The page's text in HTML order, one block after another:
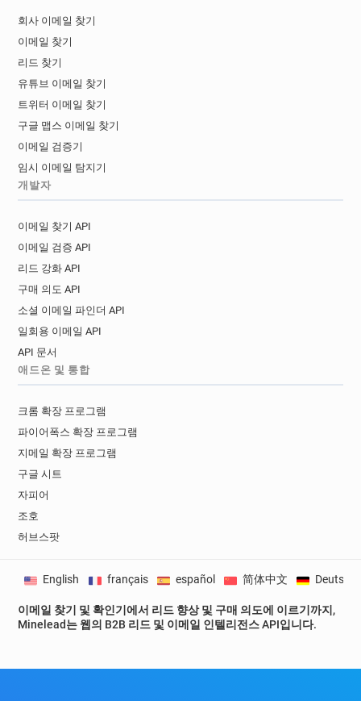
u*****@normandie-univ.fr
회사 이메일 찾기
이메일 찾기
리드 찾기
유튜브 이메일 찾기
트위터 이메일 찾기
구글 맵스 이메일 찾기
이메일 검증기
임시 이메일 탐지기
개발자
이메일 찾기 API
이메일 검증 API
리드 강화 API
구매 의도 API
소셜 이메일 파인더 API
일회용 이메일 API
API 문서
애드온 및 통합
크롬 확장 프로그램
파이어폭스 확장 프로그램
지메일 확장 프로그램
구글 시트
자피어
조호
허브스팟
이메일 찾기 및 확인기에서 리드 향상 및 구매 의도에 이르기까지,
Minelead는 웹의 B2B 리드 및 이메일 인텔리전스 API입니다.
English français español 简体中文 Deutsch